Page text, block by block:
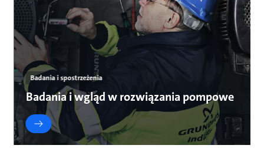
Badania i spostrzeżenia
Badania i wgląd w rozwiązania pompowe